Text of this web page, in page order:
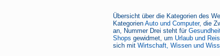
Übersicht über die Kategorien des
Kategorien Auto und Computer, die
an, Nummer Drei steht für
Shops gewidmet, um Urlaub und
sich mit Wirtschaft, Wissen und